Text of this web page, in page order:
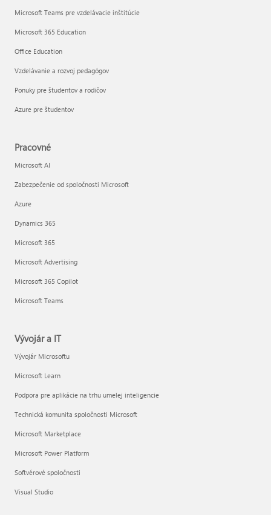
Microsoft Teams pre vzdelávacie inštitúcie
Microsoft 365 Education
Office Education
Vzdelávanie a rozvoj pedagógov
Ponuky pre študentov a rodičov
Azure pre študentov
Pracovné
Microsoft AI
Zabezpečenie od spoločnosti Microsoft
Azure
Dynamics 365
Microsoft 365
Microsoft Advertising
Microsoft 365 Copilot
Microsoft Teams
Vývojár a IT
Vývojár Microsoftu
Microsoft Learn
Podpora pre aplikácie na trhu umelej inteligencie
Technická komunita spoločnosti Microsoft
Microsoft Marketplace
Microsoft Power Platform
Softvérové spoločnosti
Visual Studio